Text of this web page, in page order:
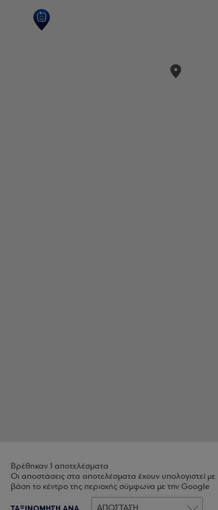
Βρέθηκαν 1 αποτελέσματα
Οι αποστάσεις στα αποτελέσματα έχουν υπολογιστεί με
βάση το κέντρο της περιοχής σύμφωνα με την Google